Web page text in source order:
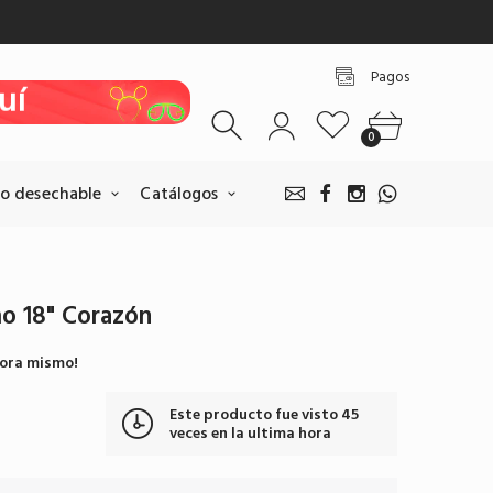
Pagos
BANCOLOMBIA
Pagar por BANCOLOMBIA
0
desechable Catálogos
Este producto fue visto45
veces en la ultima hora
18" Corazón
mismo!